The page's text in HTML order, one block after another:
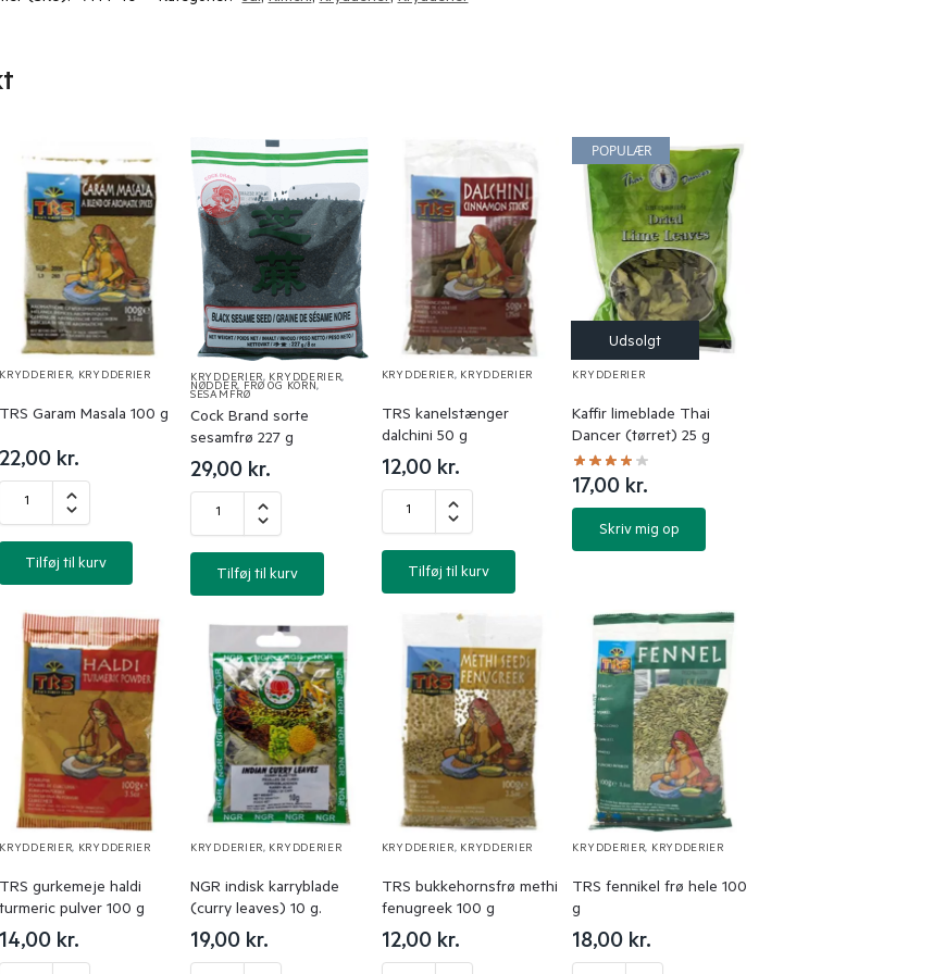
KRYDDERIER, KRYDDERIER
TRS Garam Masala 100 g
22,00 kr.
Tilføj til kurv
KRYDDERIER, KRYDDERIER,
NØDDER, FRØ OG KORN,
SESAMFRØ
Cock Brand sorte
sesamfrø 227 g
29,00 kr.
Tilføj til kurv
KRYDDERIER, KRYDDERIER
TRS kanelstænger
dalchini 50 g
12,00 kr.
Tilføj til kurv
POPULÆR
KRYDDERIER
Kaffir limeblade Thai
Dancer (tørret) 25 g
17,00 kr.
Skriv mig op
KRYDDERIER, KRYDDERIER
TRS gurkemeje haldi
turmeric pulver 100 g
14,00 kr.
KRYDDERIER, KRYDDERIER
NGR indisk karryblade
(curry leaves) 10 g.
19,00 kr.
KRYDDERIER, KRYDDERIER
TRS bukkehornsfrø methi
fenugreek 100 g
12,00 kr.
KRYDDERIER, KRYDDERIER
TRS fennikel frø hele 100
g
18,00 kr.